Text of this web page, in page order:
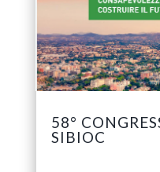
58°
SIBIOC